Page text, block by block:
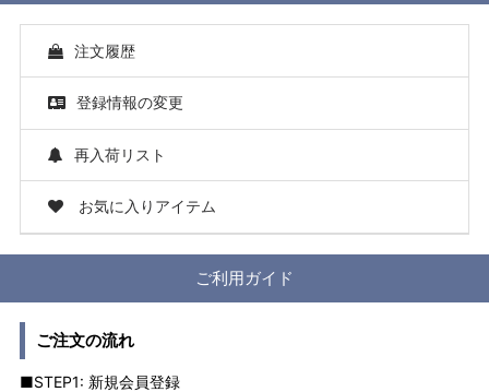
注文履歴
登録情報の変更
再入荷リスト
お気に入りアイテム
ご利用ガイド
ご注文の流れ
■STEP1: 新規会員登録